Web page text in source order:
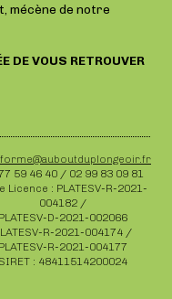
mécène de notre
DE VOUS RETROUVER
59 46 40 / 02 99 83 09 81
Licence : PLATESV-R-2021-
004182 /
PLATESV-D-2021-002066
R-2021-004174 /
PLATESV-R-2021-004177
SIRET : 48411514200024